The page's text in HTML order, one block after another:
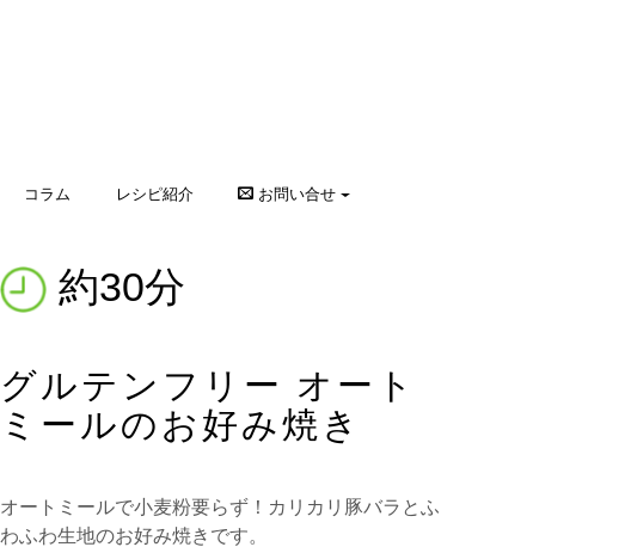
コラム レシピ紹介 お問い合せ
約30分
グルテンフリー オート
ミールのお好み焼き
オートミールで小麦粉要らず！カリカリ豚バラとふ
わふわ生地のお好み焼きです。